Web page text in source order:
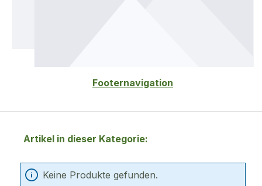
Footernavigation
Artikel in dieser Kategorie:
Keine Produkte gefunden.